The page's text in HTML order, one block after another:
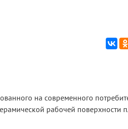
на современного
рабочей поверхности